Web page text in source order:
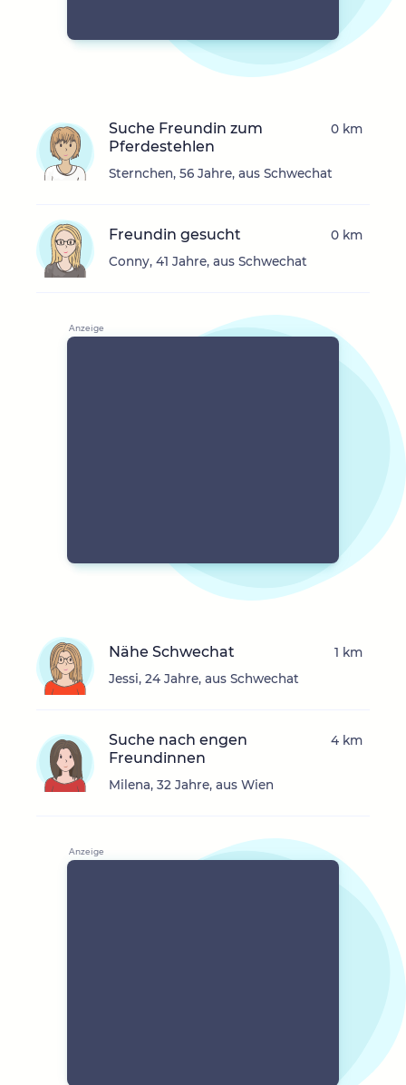
Suche Freundin zum
Pferdestehlen
Sternchen, 56 Jahre, aus Schwechat
0 km
Freundin gesucht
Conny, 41 Jahre, aus Schwechat
0 km
Nähe Schwechat
Jessi, 24 Jahre, aus Schwechat
1 km
Suche nach engen
Freundinnen
Milena, 32 Jahre, aus Wien
4 km